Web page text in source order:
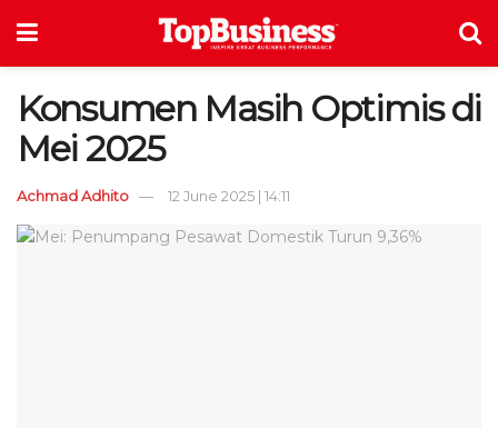
Konsumen Masih Optimis di
Mei 2025
Achmad Adhito 12 June 2025 | 14:11